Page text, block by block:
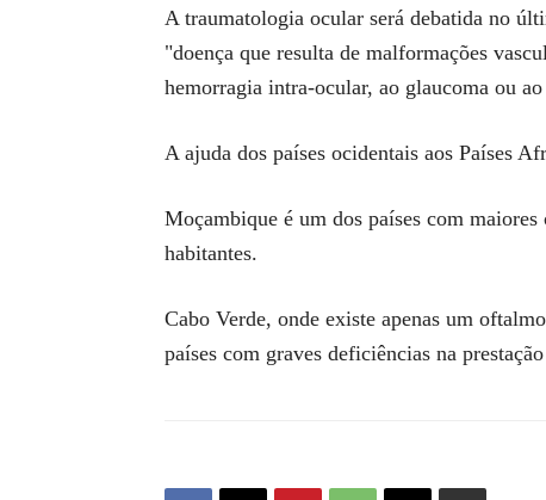
A traumatologia ocular será debatida no
"doença que resulta de malformações
hemorragia intra-ocular, ao glaucoma ou
A ajuda dos países ocidentais aos Países
Moçambique é um dos países com
habitantes.
Cabo Verde, onde existe apenas um
países com graves deficiências na